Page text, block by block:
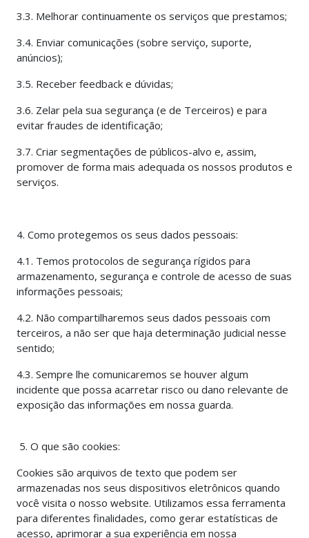
3.3. Melhorar continuamente os serviços que prestamos;
3.4. Enviar comunicações (sobre serviço, suporte,
anúncios);
3.5. Receber feedback e dúvidas;
3.6. Zelar pela sua segurança (e de Terceiros) e para
evitar fraudes de identificação;
3.7. Criar segmentações de públicos-alvo e, assim,
promover de forma mais adequada os nossos produtos e
serviços.
4. Como protegemos os seus dados pessoais:
4.1. Temos protocolos de segurança rígidos para
armazenamento, segurança e controle de acesso de suas
informações pessoais;
4.2. Não compartilharemos seus dados pessoais com
terceiros, a não ser que haja determinação judicial nesse
sentido;
4.3. Sempre lhe comunicaremos se houver algum
incidente que possa acarretar risco ou dano relevante de
exposição das informações em nossa guarda.
5. O que são cookies:
Cookies são arquivos de texto que podem ser
armazenadas nos seus dispositivos eletrônicos quando
você visita o nosso website. Utilizamos essa ferramenta
para diferentes finalidades, como gerar estatísticas de
acesso, aprimorar a sua experiência em nossa